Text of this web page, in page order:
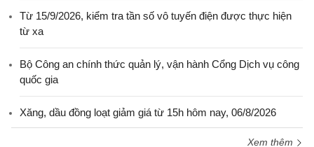
Từ 15/9/2026, kiểm tra tần số vô tuyến điện được thực hiện
từ xa
Bộ Công an chính thức quản lý, vận hành Cổng Dịch vụ công
quốc gia
Xăng, dầu đồng loạt giảm giá từ 15h hôm nay, 06/8/2026
Xem thêm